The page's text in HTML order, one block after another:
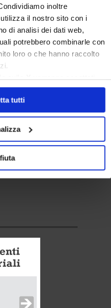
inoltre
il nostro sito con i
di analisi dei dati web,
potrebbero combinarle con
loro o che hanno raccolto
sullaXverranno accettati
tutti
Cerca